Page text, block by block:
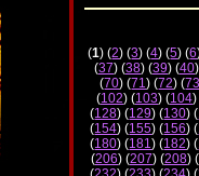
(1) (2) (3) (4) (5) (6
(37) (38) (39) (40
(70) (71) (72) (
(102) (103) (104)
(128) (129) (130) (
(154) (155) (156) (
(180) (181) (182) (
(206) (207) (208) (